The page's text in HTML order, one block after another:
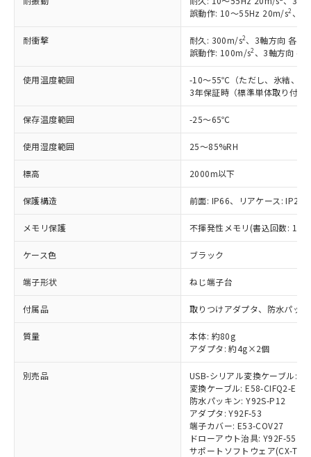
誤動作: 10～55Hz 20m/s2 、3
耐衝撃 耐久: 300m/s2、3軸方向 各3回
誤動作: 100m/s2 、3軸方向 各
使用温度範囲
-10～55℃（ただし、氷結、結
3年保証時（標準単体取り付
保存温度範囲 -25～65℃
使用湿度範囲 25～85%RH
標高 2000m以下
保護構造 前面: IP66、リアケース: IP20
メモリ保護 不揮発性メモリ(書込回数: 100
ケース色 ブラック
端子形状 ねじ端子台
付属品 取りつけアダプタ、防水パッ
質量
本体: 約80g
アダプタ: 約4g×2個
別売品
USB-シリアル変換ケーブル:
変換ケーブル: E58-CIFQ2-E
防水パッキン: Y92S-P12
アダプタ: Y92F-53
端子カバー: E53-COV27
ドローアウト治具: Y92F-55
サポートソフトウェア(CX-
(税抜)を提供させていただくもので
当社制御機器事業取扱商品の中には、
本サービスの対象外となる商品もある
在庫状況および標準価格照会結果は、
記載している更新日時点での社内デー
タに基づき作成されるものであり、閲
覧された時点での実際の在庫および標
準価格とは異なる場合があることをご
正式な納期状況および標準価格はお客
様のお取引先、またはお客様担当のオ
ムロン制御機器販売店・当社販売員に
オムロン制御機器販売店や当社販売拠
在庫状況および標準価格結果を当社の
事前の承諾なく第三者に漏洩または開
示しないようお願いします。
マイパーツ機能（部品リスト作成サー
ビス）をご利用いただくには、I-Web
メンバーズにご登録されている必要が
お客様が当ウェブサイト上で当社にご
登録された部品リストについて、当社
および当社の共同利用者が、当社の製
品・サービスに関するお客様との取
引・商談に必要な範囲で利用すること
非該当品：ライセンス料など無形物で、有
害物質有無と関係のない商品です。
仕入先様の事情により、非含有部品として
いたものが、含有品と判明した場合などや
むを得ず変更することがあります。
鉛(Pb) 1000ppm以下、 水銀(Hg) 1000ppm以下、 カド
類(PBB) 1000ppm以下、ポリ臭化ジフェニルエーテル類
(PBDE) 1000ppm以下、フタル酸ビス(2-エチルヘキシ
ル) (DEHP)(別名：DOP) 1000ppm以下、フタル酸ブチ
ルベンジル（BBP） 1000ppm以下、フタル酸ジブチル
(DIBP) 1000ppm以下
但し、RoHS指令で産業用監視および制御機器に対する
適用除外項目は除く。
フタル酸エステル類の４物質については閾値を超える意
図的な使用がないことを確認しています。
※2 対応予定月
部品在庫の切り替え状況などにより、予定
※3 非含有証明書ダウンロード
下記の非含有証明書をダウンロードするこ
「○」：最大均質材料含有率が中国RoHSの
基準値以下であることを示します。
「×」：最大均質材料含有率が中国RoHSの
基準値を超えていることを示します。
「－」：未確認です。当社販売部門へお問
*中国RoHS10物質の基準値 (GB/T26572)：
Pb(鉛) :1000ppm、 Hg(水銀) : 1000ppm、 Cd(カドミウ
ム) : 100ppm、
Cr(Ⅵ)(六価クロム) : 1000ppm、 PBBs(ポリ臭化ビフェ
ニル類) : 1000ppm、 PBDEs(ポリ臭化ジフェニルエーテ
ル) : 1000ppm、
DEHP(フタル酸ビス(2-エチルヘキシル)) : 1000ppm
※2 環境保護使用期限
「ｅ」：有害物質（10物質）のすべてが基
準値以下であることを示します。
「10」：通常の使用状況下において有害物
及ぼさない年数を意味します。
「－」：未確認です。当社販売部門へお問
当社は、これら貴社製品のうち、外国
為替および外国貿易法に定める商品
（以下｢規制貨物等」という）を輸出
国政府の輸出許可(または役務取引許
可)を取得するなどの必要な手続きを
当社は規制貨物を破棄する場合は、完
全に破砕するなど、違法に輸出されな
いよう必要な手段を講じます。
当社は貴社製品を、核兵器、ミサイ
ル、化学兵器、生物兵器またはその他
武器並びにこれらの製造装置等に一切
当社は、貴社製品を第三者に販売する
場合は、上記1、2および3の内容を当
販売先および販売に係わる関係者が違
法に輸出するおそれがある場合は、取
り引きをいたしません。
キャンセル
記
一定数以上の在庫あり
一定数には満たないが在庫あり
在庫なし(最新の在庫状況につ
いては、お客様のお取引先、ま
たはお客様担当のオムロン制御
受注生産機種、また在庫状況の
情報を公開していない機種